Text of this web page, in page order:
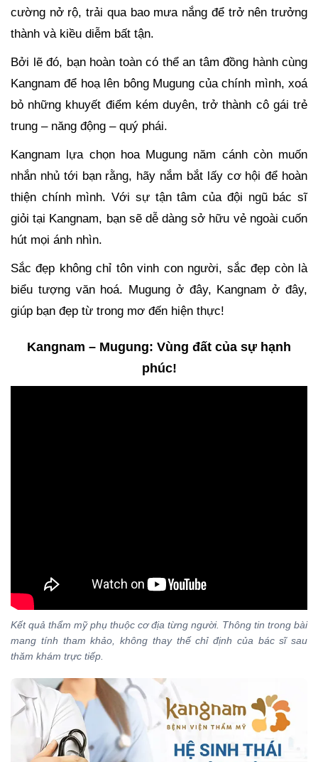
cường nở rộ, trải qua bao mưa nắng để trở nên trưởng
thành và kiều diễm bất tận.
Bởi lẽ đó, bạn hoàn toàn có thể an tâm đồng hành cùng
Kangnam để hoạ lên bông Mugung của chính mình, xoá
bỏ những khuyết điểm kém duyên, trở thành cô gái trẻ
trung – năng động – quý phái.
Kangnam lựa chọn hoa Mugung năm cánh còn muốn
nhắn nhủ tới bạn rằng, hãy nắm bắt lấy cơ hội để hoàn
thiện chính mình. Với sự tận tâm của đội ngũ bác sĩ
giỏi tại Kangnam, bạn sẽ dễ dàng sở hữu vẻ ngoài cuốn
hút mọi ánh nhìn.
Sắc đẹp không chỉ tôn vinh con người, sắc đẹp còn là
biểu tượng văn hoá. Mugung ở đây, Kangnam ở đây,
giúp bạn đẹp từ trong mơ đến hiện thực!
Kangnam – Mugung: Vùng đất của sự hạnh
phúc!
Kết quả thẩm mỹ phụ thuộc cơ địa từng người. Thông tin trong bài
mang tính tham khảo, không thay thế chỉ định của bác sĩ sau
thăm khám trực tiếp.